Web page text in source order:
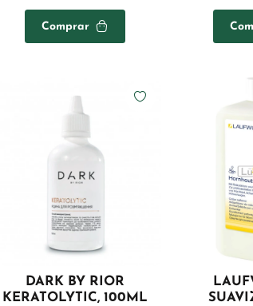
Comprar
DARK BY RIOR
KERATOLYTIC, 100ML